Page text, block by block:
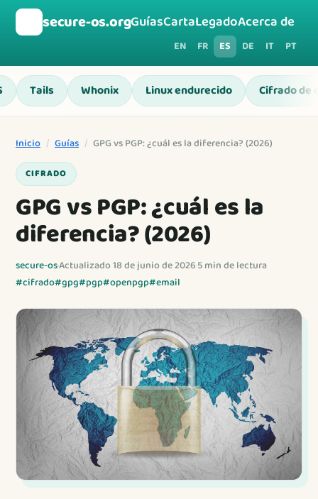
secure-os.orgGuíasCartaLegadoAcerca de
EN FR ES DE IT PT
Tails Whonix Linux endurecido Cifrado de
Inicio / Guías / GPG vs PGP: ¿cuál es la diferencia? (2026)
CIFRADO
GPG vs PGP: ¿cuál es la
diferencia? (2026)
secure-os·Actualizado 18 de junio de 2026·5 min de lectura
#cifrado#gpg#pgp#openpgp#email